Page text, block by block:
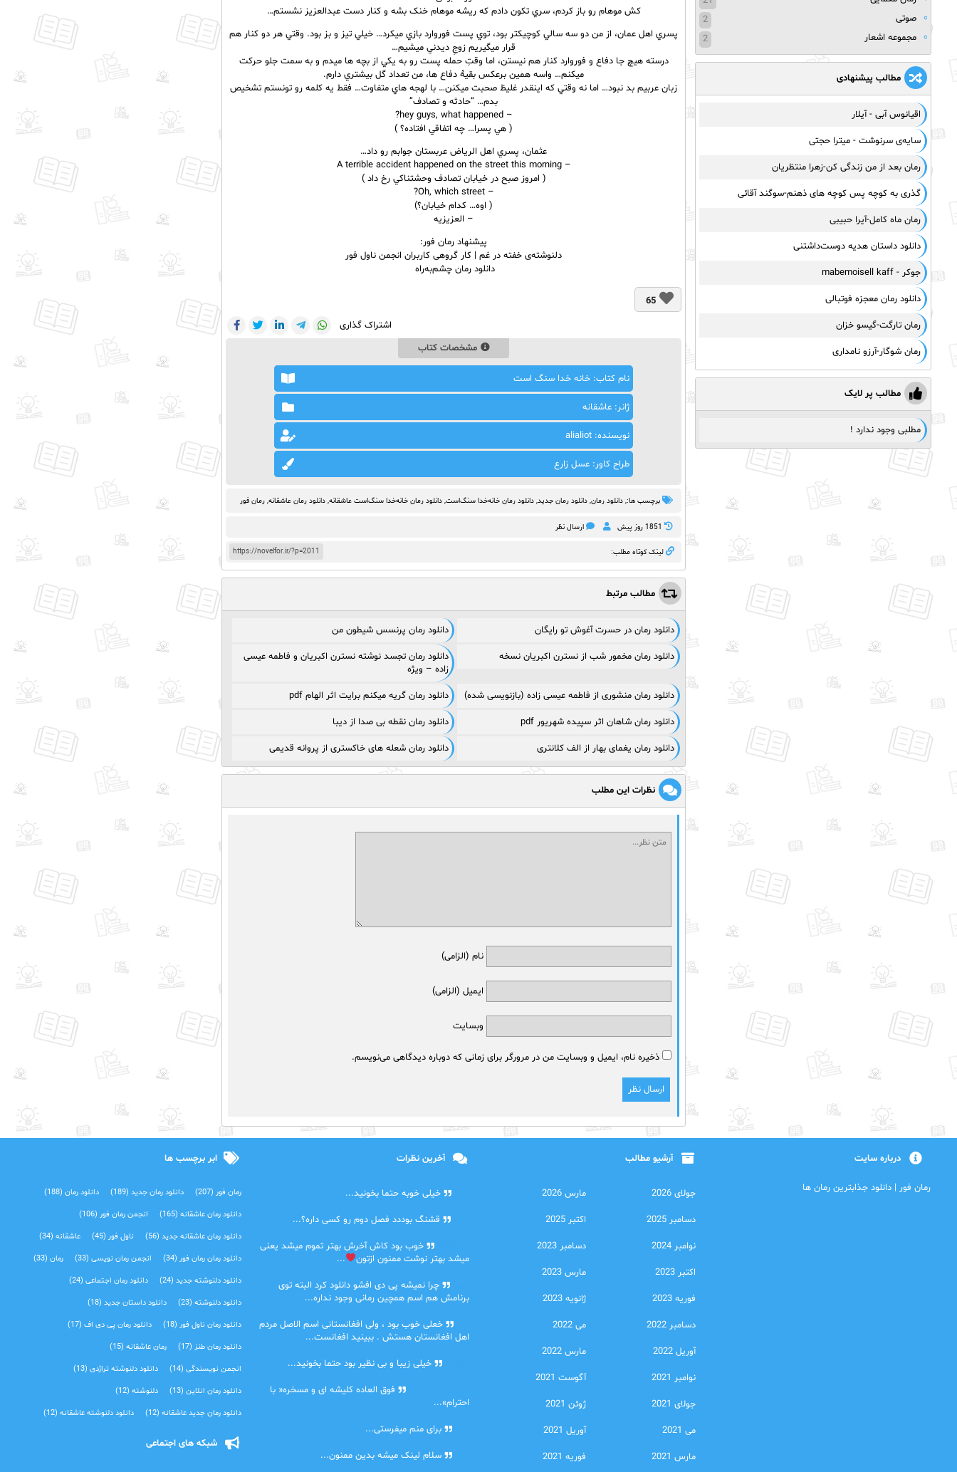
کش موهام رو باز کردم، سري تکون دادم که ريشه موهام خنک بشه و کنار دست عبدالعزيز نشستم…
پسري اهل عمان، از من دو سه سالي کوچيکتر بود، توي پست فوروارد بازي ميکرد… خيلي تيز و بز بود. وقتي هر دو کنار هم
قرار ميگيريم زوجِ ديدني ميشيم…
درسته هيچ جا دفاع و فوروارد کنار هم نيستن، اما وقتِ حمله پست رو به يکي از بچه ها ميدم و به سمت جلو حرکت
ميکنم… واسه همين برعکس بقيۀ دفاع ها، من تعداد گل بيشتري دارم.
زبان عربيم بد نبود… اما نه وقتي که اينقدر غليظ صحبت ميکنن… با لهجه هاي متفاوت… فقط يه کلمه رو تونستم تشخيص
بدم… “حادثه و تصادف”
– hey guys, what happened?
( هي پسرا… چه اتفاقي افتاده؟ )
عثمان، پسري اهل الرياض عربستان جوابم رو داد…
– A terrible accident happened on the street this morning
( امروز صبح در خيابان تصادف وحشتناکي رخ داد )
– Oh, which street?
( اوه… کدام خيابان؟)
– العزيزيه
پیشنهاد رمان فور:
دلنوشته‌ی خفته در غم | کار گروهی کاربران انجمن ناول فور
دانلود رمان چشم‌به‌راه ‌
65
اشتراک گذاری
مشخصات کتاب
نام کتاب: خانه خدا سنگ است
ژانر: عاشقانه
نویسنده: alialiot
طراح کاور: عسل زارع
برچسب ها:, دانلود رمان, دانلود رمان جدید, دانلود رمان خانه‌خدا سنگ‌است, دانلود رمان خانه‌خدا سنگ‌است عاشقانه, دانلود رمان عاشقانه, رمان فور
1851 روز پيش ارسال نظر
https://novelfor.ir/?p=2011 لینک کوتاه مطلب:
مطالب مرتبط
دانلود رمان در حسرت آغوش تو رایگان دانلود رمان پرنسس شیطون من
دانلود رمان مخمور شب از نسترن اکبریان نسخه
دانلود رمان تجسد نوشته نسترن اکبریان و فاطمه عیسی
زاده – ویژه
دانلود رمان منشوری از فاطمه عیسی زاده (بازنویسی شده) دانلود رمان گریه میکنم برایت اثر الهام pdf
دانلود رمان شاهان اثر سپیده شهریور pdf دانلود رمان نقطه بی صدا از دیبا
دانلود رمان یغمای بهار از الف کلانتری دانلود رمان شعله های خاکستری از پروانه قدیمی
نظرات این مطلب
نام (الزامی)
ایمیل (الزامی)
وبسایت
ذخیره نام، ایمیل و وبسایت من در مرورگر برای زمانی که دوباره دیدگاهی می‌نویسم.
صوتی
2
مجموعه اشعار
2
مطالب پیشنهادی
اقیانوس آبی - آیلار
سایه‌ی سرنوشت - میترا حجتی
رمان بعد از من زندگی کن-زهرا منتظریان
گذری به کوچه پس کوچه های ذهنم-سوگند آقائی
رمان ماه کامل-آیرا حبیبی
دانلود داستان هدیه دوست‌داشتنی
جوکر - mabemoisell kaff
دانلود رمان معجزه فوتبالی
رمان تارگت-گیسو خزان
رمان شوگار-آرزو نامداری
مطالب پر لایک
مطلبی وجود ندارد !
درباره سایت
رمان فور | دانلود جذابترین رمان ها
آرشیو مطالب
جولای 2026 مارس 2026
دسامبر 2025 اکتبر 2025
نوامبر 2024 دسامبر 2023
اکتبر 2023 مارس 2023
فوریه 2023 ژانویه 2023
دسامبر 2022 می 2022
آوریل 2022 مارس 2022
نوامبر 2021 آگوست 2021
جولای 2021 ژوئن 2021
می 2021 آوریل 2021
مارس 2021 فوریه 2021
آخرین نظرات
خیلی خوبه حتما بخونید...
قشنگ بوددد فصل دوم رو کسی داره؟...
خوب بود کاش آخرش بهتر تموم میشد یعنی
میشد بهتر نوشت ممنون ازتون
...
چرا نمیشه پی دی افشو دانلود کرد البته توی
برنامش هم اسم همچین رمانی وجود نداره...
خعلی خوب بود ، ولی افغانستانی اسم الاصل مردم
اهل افغانستان هستش . ببینید افغانست...
خیلی زیبا و بی نظیر بود حتما بخونید...
فوق العاده کلیشه ای و مسخره« با
احترام»...
برای منم میفرستی...
سلام لینک میشه بدین ممنون...
ابر برچسب ها
رمان فور (207) دانلود رمان جدید (189) دانلود رمان (188)
دانلود رمان عاشقانه (165) انجمن رمان فور (106)
دانلود رمان عاشقانه جدید (56) ناول فور (45) عاشقانه (34)
دانلود رمان رمان فور (34) انجمن رمان نویسی (33) رمان (33)
دانلود دلنوشته جدید (24) دانلود رمان اجتماعی‌ (24)
دانلود دلنوشته (23) دانلود داستان جدید (18)
دانلود رمان ناول فور (18) دانلود رمان پی دی اف (17)
دانلود رمان طنز (17) رمان عاشقانه (15)
انجمن نویسندگی (14) دانلود دلنوشته تراژدی‌ (13)
دانلود رمان انلاین (13) دلنوشته (12)
دانلود رمان جدید عاشقانه (12) دانلود دلنوشته عاشقانه (12)
شبکه های اجتماعی